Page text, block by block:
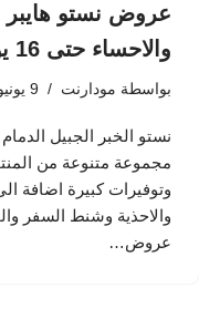
عروض نستو هايبر
والاحساء حتى 16 يونيو
بواسطة مودارنت 9 يونيو، 2026
نستو الخبر الجبيل
مجموعة متنوعة من
وتوفيرات كبيرة اضافة
والاحذية وشنط السفر
عروض…